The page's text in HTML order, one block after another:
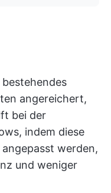
angereichert,
bei der
indem diese
werden,
und weniger